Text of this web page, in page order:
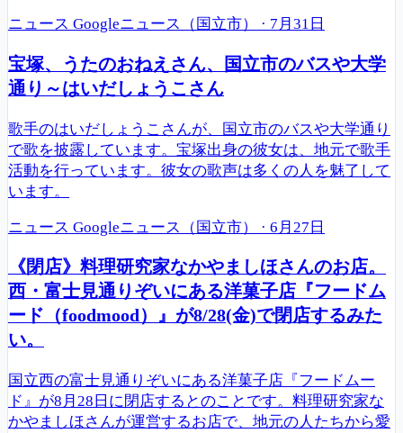
ニュース Googleニュース（国立市） · 7月31日
宝塚、うたのおねえさん、国立市のバスや大学
通り～はいだしょうこさん
歌手のはいだしょうこさんが、国立市のバスや大学通り
で歌を披露しています。宝塚出身の彼女は、地元で歌手
活動を行っています。彼女の歌声は多くの人を魅了して
います。
ニュース Googleニュース（国立市） · 6月27日
《閉店》料理研究家なかやましほさんのお店。
西・富士見通りぞいにある洋菓子店『フードム
ード（foodmood）』が8/28(金)で閉店するみた
い。
国立西の富士見通りぞいにある洋菓子店『フードムー
ド』が8月28日に閉店するとのことです。料理研究家な
かやましほさんが運営するお店で、地元の人たちから愛